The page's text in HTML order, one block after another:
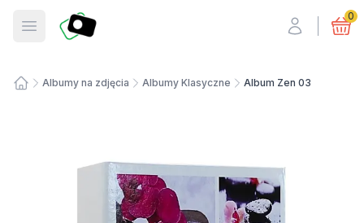
Otwórz menu
Fotosmart 0
Albumy na zdjęcia Albumy Klasyczne Album Zen 03